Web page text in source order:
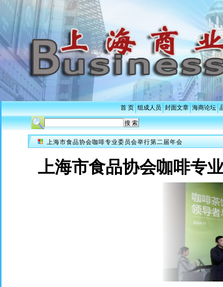
首 页 组成人员 封面文章 海商论坛
上海市食品协会咖啡专业委员会举行第二届年会
上海市食品协会咖啡专